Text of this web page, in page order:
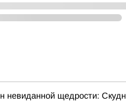
невиданной щедрости: